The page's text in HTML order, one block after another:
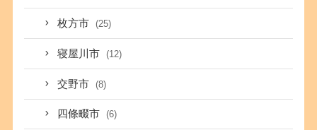
枚方市 (25)
寝屋川市 (12)
交野市 (8)
四條畷市 (6)